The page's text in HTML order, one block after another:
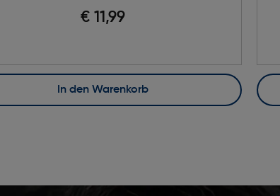
€ 11,99
In den Warenkorb